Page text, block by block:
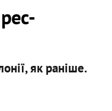
як раніше.